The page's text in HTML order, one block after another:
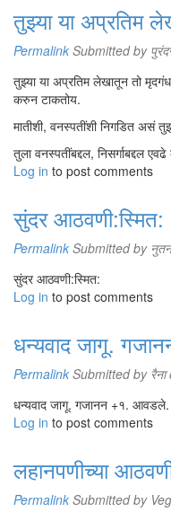
तुझ्या या अप्रतिम
Permalink Submitted by
तुझ्या या अप्रतिम लेखातून तो
करुन टाकतोय.
मातीशी, वनस्पतींशी निगडित असं
तुला वनस्पतींबद्दल, निसर्गाबद्दल
Log in to post comments
सुंदर आठवणी:स्मित:
Permalink Submitted by
सुंदर आठवणी:स्मित:
Log in to post comments
धन्यवाद जागू.
Permalink Submitted by रैना
धन्यवाद जागू. गजानन +१. आवडले.
Log in to post comments
लहानपणीच्या
Permalink Submitted by